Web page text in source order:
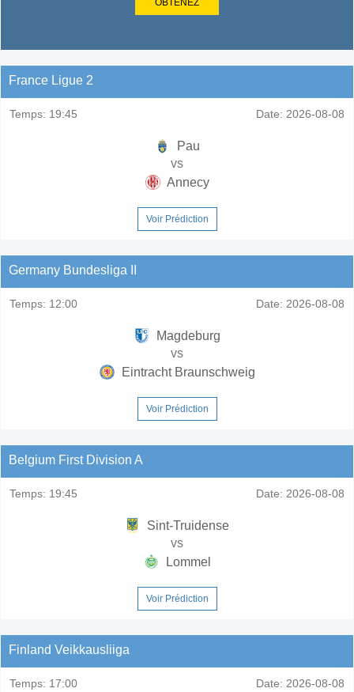
OBTENEZ
France Ligue 2
Temps: 19:45 Date: 2026-08-08
Pau
vs
Annecy
Voir Prédiction
Germany Bundesliga II
Temps: 12:00 Date: 2026-08-08
Magdeburg
vs
Eintracht Braunschweig
Voir Prédiction
Belgium First Division A
Temps: 19:45 Date: 2026-08-08
Sint-Truidense
vs
Lommel
Voir Prédiction
Finland Veikkausliiga
Temps: 17:00 Date: 2026-08-08